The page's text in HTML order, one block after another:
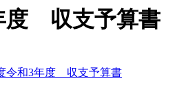
度 収支予算書
令和3年度 収支予算書